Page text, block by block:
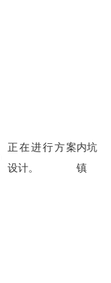
正在进行方案
设计。
内坑
镇